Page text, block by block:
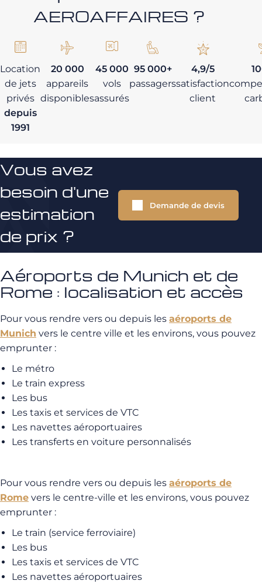
AEROAFFAIRES ?
Location
de jets
privés
depuis
1991
20 000
appareils
disponibles
45 000
vols
assurés
95 000+
passagers
4,9/5
satisfaction
client
Vous avez
besoin d'une
estimation
de prix ?
Demande de devis
Aéroports de Munich et de
Rome : localisation et accès
Pour vous rendre vers ou depuis les aéroports de
Munich vers le centre ville et les environs, vous pouvez
emprunter :
Le métro
Le train express
Les bus
Les taxis et services de VTC
Les navettes aéroportuaires
Les transferts en voiture personnalisés
Pour vous rendre vers ou depuis les aéroports de
Rome vers le centre-ville et les environs, vous pouvez
emprunter :
Le train (service ferroviaire)
Les bus
Les taxis et services de VTC
Les navettes aéroportuaires